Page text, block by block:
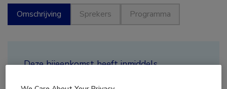
Omschrijving Sprekers Programma
Deze bijeenkomst heeft inmiddels